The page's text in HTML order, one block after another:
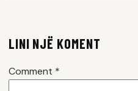
LINI NJË KOMENT
Comment *